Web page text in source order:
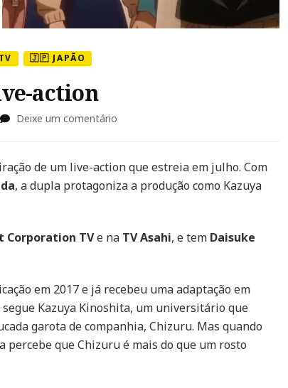
TV 🇯🇵 JAPÃO
action
Deixe um comentário
Girlfriend
ganha
live-
de um live-action que estreia em julho. Com
, a dupla protagoniza a produção como Kazuya
Corporation TVe na TV Asahi, e tem Daisuke
em 2017 e já recebeu uma adaptação em
Kazuya Kinoshita, um universitário que
garota de companhia, Chizuru. Mas quando
percebe que Chizuru é mais do que um rosto